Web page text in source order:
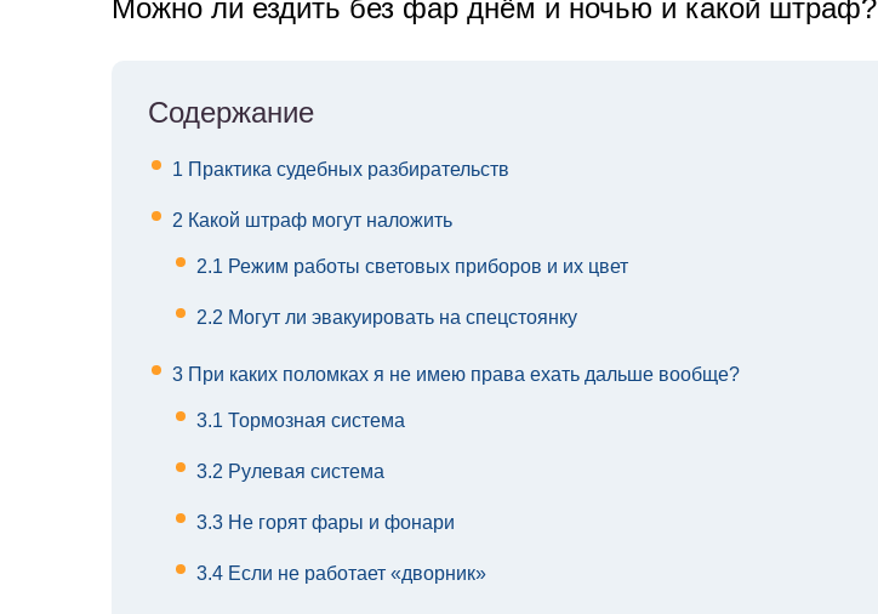
Можно ли ездить без фар днём и ночью и какой штраф?
Содержание
1 Практика судебных разбирательств
2 Какой штраф могут наложить
2.1 Режим работы световых приборов и их цвет
2.2 Могут ли эвакуировать на спецстоянку
3 При каких поломках я не имею права ехать дальше вообще?
3.1 Тормозная система
3.2 Рулевая система
3.3 Не горят фары и фонари
3.4 Если не работает «дворник»